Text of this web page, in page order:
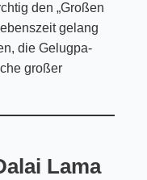
den „Großen
gelang
die Gelugpa-
großer
Lama